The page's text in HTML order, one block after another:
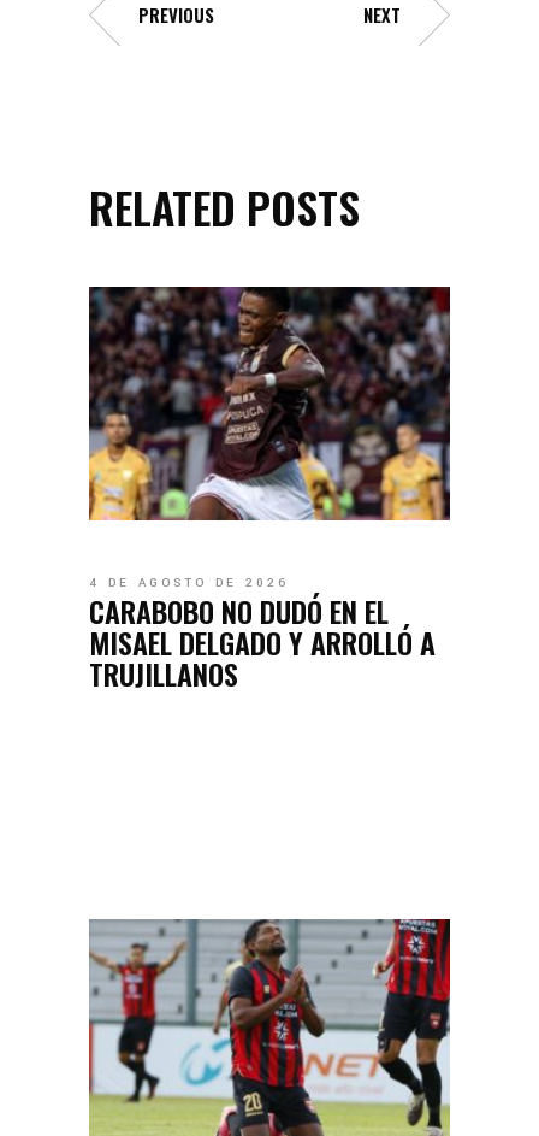
PREVIOUS NEXT
RELATED POSTS
4 DE AGOSTO DE 2026
CARABOBO NO DUDÓ EN EL
MISAEL DELGADO Y ARROLLÓ A
TRUJILLANOS